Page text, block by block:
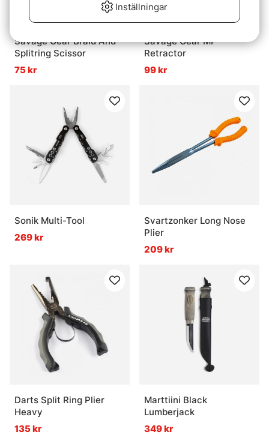
Savage Gear Braid And
Splitring Scissor
75 kr
Savage Gear MP
Retractor
99 kr
Sonik Multi-Tool
269 kr
Svartzonker Long Nose
Plier
209 kr
Darts Split Ring Plier
Heavy
135 kr
Marttiini Black
Lumberjack
349 kr
Inställningar